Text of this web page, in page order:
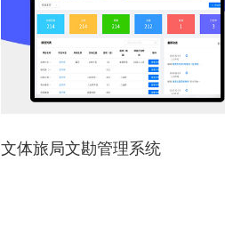
文体旅局文勘管理系统